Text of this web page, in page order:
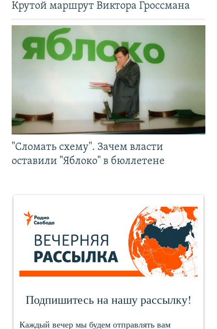
Крутой маршрут Виктора Гроссмана
"Сломать схему". Зачем власти
оставили "Яблоко" в бюллетене